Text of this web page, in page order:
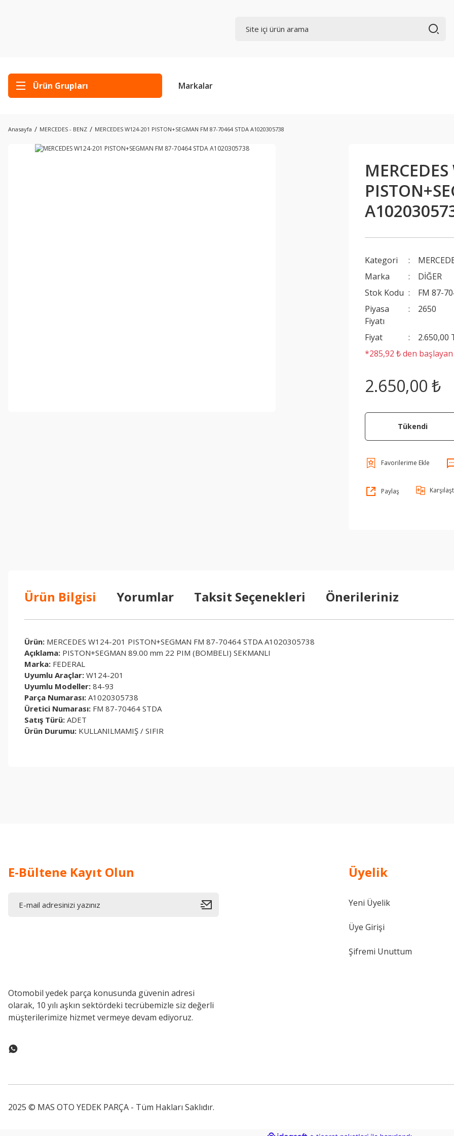
Ürün Grupları Markalar
Anasayfa MERCEDES - BENZ MERCEDES W124-201 PISTON+SEGMAN FM 87-70464 STDA A1020305738
Kategori
Marka
DİĞER
Stok Kodu
FM 87-
Piyasa
Fiyatı
2650
Fiyat
2.650,00
*285,92 ₺ den
2.650,00 ₺
Tükendi
Paylaş
Ürün Bilgisi Yorumlar Taksit Seçenekleri Önerileriniz
Ürün: MERCEDES W124-201 PISTON+SEGMAN FM 87-70464 STDA A1020305738
Açıklama: PISTON+SEGMAN 89.00 mm 22 PIM (BOMBELI) SEKMANLI
Marka: FEDERAL
Uyumlu Araçlar: W124-201
Uyumlu Modeller: 84-93
Parça Numarası: A1020305738
Üretici Numarası: FM 87-70464 STDA
Satış Türü: ADET
Ürün Durumu: KULLANILMAMIŞ / SIFIR
E-Bültene Kayıt Olun
Otomobil yedek parça konusunda güvenin adresi
olarak, 10 yılı aşkın sektördeki tecrübemizle siz değerli
müşterilerimize hizmet vermeye devam ediyoruz.
Üyelik
Yeni Üyelik
Üye Girişi
Şifremi Unuttum
2025 © MAS OTO YEDEK PARÇA - Tüm Hakları Saklıdır.